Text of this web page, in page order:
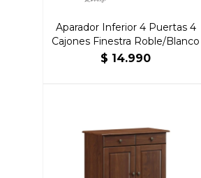
Aparador Inferior 4 Puertas 4
Cajones Finestra Roble/Blanco
$ 14.990